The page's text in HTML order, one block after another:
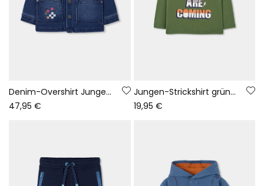
Denim-Overshirt Junge blau Game On
47,95 €
Jungen-Strickshirt grün Buchstaben-Print
19,95 €